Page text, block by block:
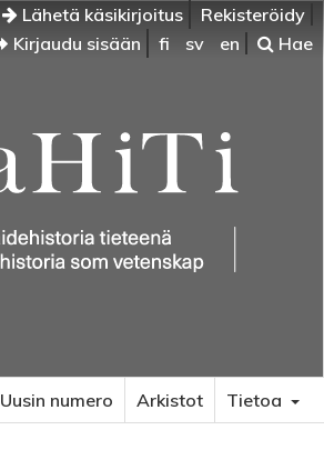
Lähetä käsikirjoitus
Rekisteröidy
Kirjaudu sisään
fi sv en Hae
Uusin numero Arkistot Tietoa